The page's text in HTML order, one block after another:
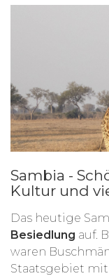
Sambia -
Kultur und
Das heutige
Besiedlung auf.
waren
Staatsgebiet